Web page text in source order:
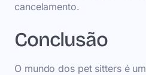
cancelamento.
Conclusão
O mundo dos pet sitters é